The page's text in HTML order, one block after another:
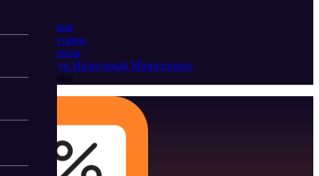
Главная
Категории
Финансы
Контур Налоговый Мониторинг
Отзывы